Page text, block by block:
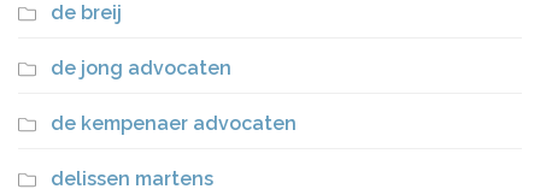
de breij
de jong advocaten
de kempenaer advocaten
delissen martens